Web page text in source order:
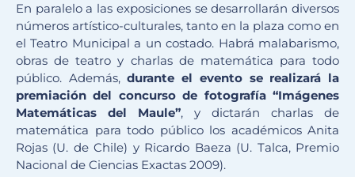
En paralelo a las exposiciones se desarrollarán diversos
números artístico-culturales, tanto en la plaza como en
el Teatro Municipal a un costado. Habrá malabarismo,
obras de teatro y charlas de matemática para todo
público. Además,durante el evento se realizará la
premiación del concurso de fotografía “Imágenes
Matemáticas del Maule”, y dictarán charlas de
matemática para todo público los académicos Anita
Rojas (U. de Chile) y Ricardo Baeza (U. Talca, Premio
Nacional de Ciencias Exactas 2009).